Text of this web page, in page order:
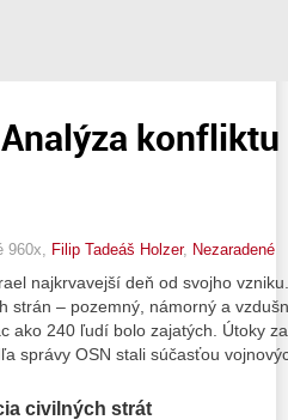
960x, Filip Tadeáš Holzer, Nezaradené
najkrvavejší deň od svojho
strán – pozemný, námorný a
ako 240 ľudí bolo zajatých. Útoky
správy OSN stali súčasťou
civilných strát